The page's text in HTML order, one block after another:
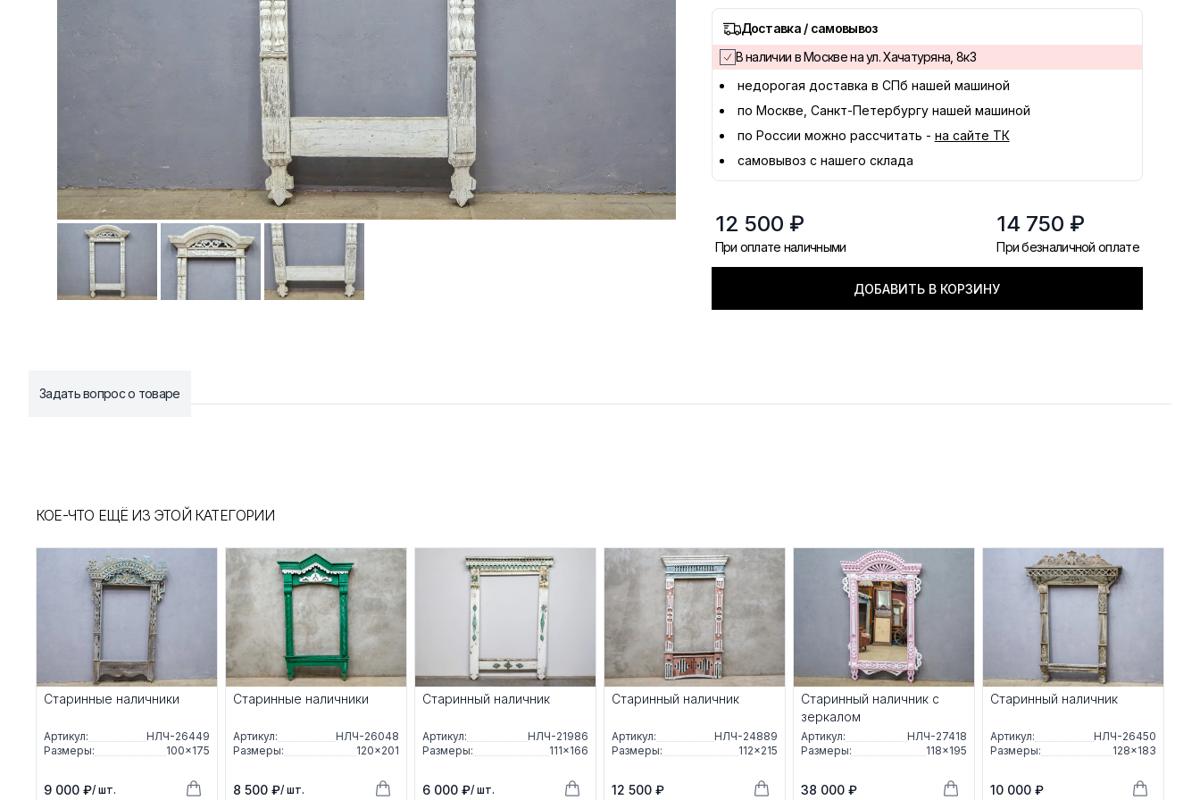
Доставка / самовывоз
В наличии в Москве на ул. Хачатуряна, 8к3
недорогая доставка в СПб нашей машиной
по Москве, Санкт-Петербургу нашей машиной
по России можно рассчитать - на сайте ТК
самовывоз с нашего склада
12 500 ₽
При оплате наличными
14 750 ₽
При безналичной оплате
ДОБАВИТЬ В КОРЗИНУ
Задать вопрос о товаре
КОЕ-ЧТО ЕЩЁ ИЗ ЭТОЙ КАТЕГОРИИ
Старинные наличники
Артикул:
НЛЧ-26449
Размеры:
100×175
9 000 ₽/ шт.
Старинные наличники
Артикул:
НЛЧ-26048
Размеры:
120×201
8 500 ₽/ шт.
Старинный наличник
Артикул:
НЛЧ-21986
Размеры:
111×166
6 000 ₽/ шт.
Старинный наличник
Артикул:
НЛЧ-24889
Размеры:
112×215
12 500 ₽
Старинный наличник с
зеркалом
Артикул:
НЛЧ-27418
Размеры:
118×195
38 000 ₽
Старинный наличник
Артикул:
НЛЧ-26450
Размеры:
128×183
10 000 ₽